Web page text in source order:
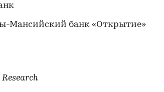
Мансийский банк «Открытие»